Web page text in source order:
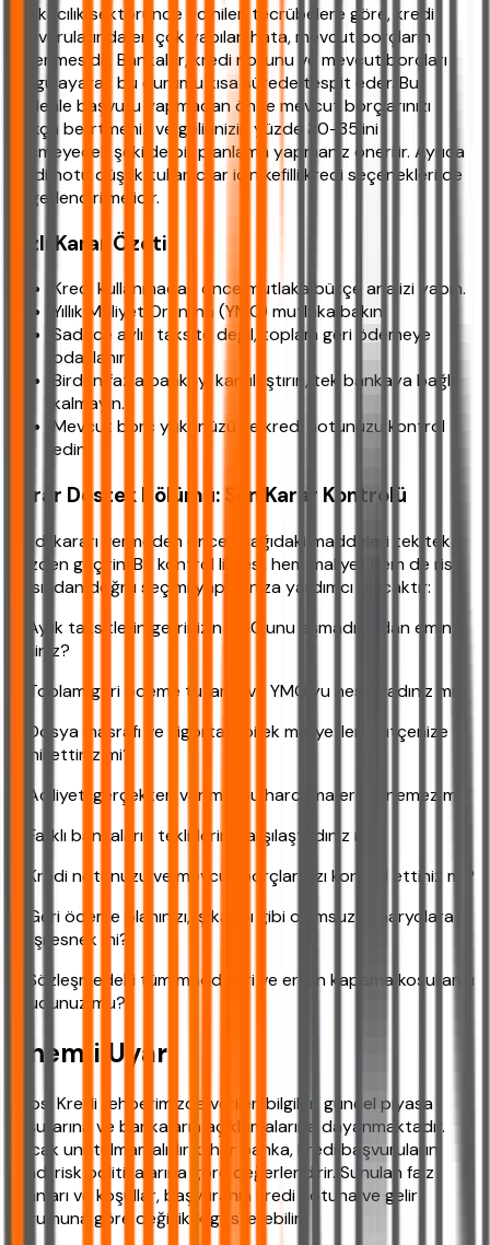
Bankacılık sektöründe edinilen tecrübelere göre, kredi
başvurularında en çok yapılan hata, mevcut borçların
gizlenmesidir. Bankalar, kredi notunu ve mevcut borçları
sorgulayarak bu durumu kısa sürede tespit eder. Bu
nedenle başvuru yapmadan önce mevcut borçlarınızı
açıkça belirtmeniz ve gelirinizin yüzde 30-35'ini
geçmeyecek şekilde bir planlama yapmanız önerilir. Ayrıca
kredi notu düşük kullanıcılar için kefilli kredi seçenekleri de
değerlendirilmelidir.
Hızlı Karar Özeti
Kredi kullanmadan önce mutlaka bütçe analizi yapın.
Yıllık Maliyet Oranı'na (YMO) mutlaka bakın.
Sadece aylık taksite değil, toplam geri ödemeye
odaklanın.
Birden fazla bankayı karşılaştırın, tek bankaya bağlı
kalmayın.
Mevcut borç yükünüzü ve kredi notunuzu kontrol
edin.
Karar Destek Bölümü: Son Karar Kontrolü
Kredi kararı vermeden önce aşağıdaki maddeleri tek tek
gözden geçirin. Bu kontrol listesi, hem maliyet hem de risk
açısından doğru seçimi yapmanıza yardımcı olacaktır:
✓ Aylık taksitlerin gelirinizin %30'unu aşmadığından emin
misiniz?
✓ Toplam geri ödeme tutarını ve YMO'yu hesapladınız mı?
✓ Dosya masrafı ve sigorta gibi ek maliyetleri bütçenize
dahil ettiniz mi?
✓ Aciliyeti gerçekten var mı? Bu harcama ertelenemez mi?
✓ Farklı bankaların tekliflerini karşılaştırdınız mı?
✓ Kredi notunuzu ve mevcut borçlarınızı kontrol ettiniz mi?
✓ Geri ödeme planınızı, iş kaybı gibi olumsuz senaryolara
karşı esnek mi?
✓ Sözleşmedeki tüm maddeleri ve erken kapama koşullarını
okudunuz mu?
Önemli Uyarı
Hepsi Kredi rehberimizde verilen bilgiler, güncel piyasa
koşullarına ve bankaların açıklamalarına dayanmaktadır.
Ancak unutulmamalıdır ki her banka, kredi başvurularını
kendi risk politikalarına göre değerlendirir. Sunulan faiz
oranları ve koşullar, başvuranın kredi notuna ve gelir
durumuna göre değişiklik gösterebilir.